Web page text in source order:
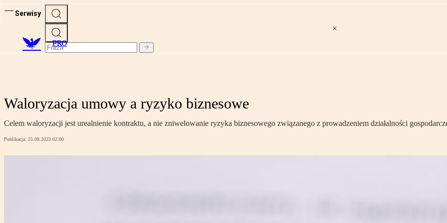
Serwisy
PRO
Waloryzacja umowy a ryzyko biznesowe
Celem waloryzacji jest urealnienie kontraktu, a nie zniwelowanie ryzyka biznesowego związanego z prowadzeniem działalności
Publikacja: 25.08.2023 02:00